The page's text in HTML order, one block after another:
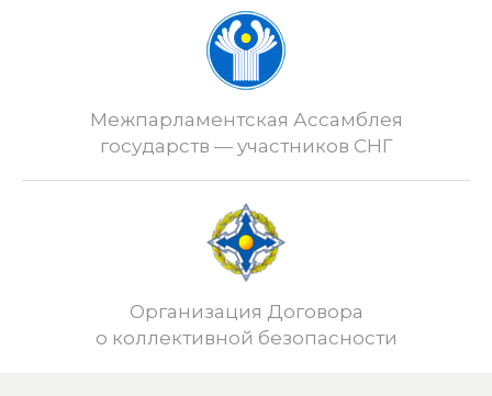
Межпарламентская Ассамблея
государств — участников СНГ
Организация Договора
о коллективной безопасности